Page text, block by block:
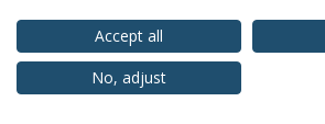
© 2026 Universidade Católica
Accept all
No, adjust